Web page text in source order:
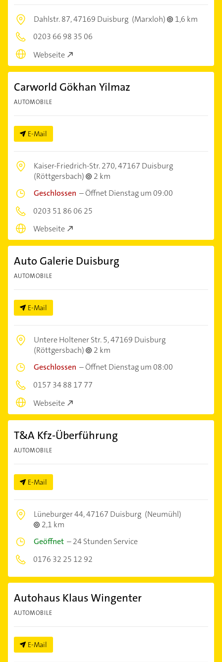
Dahlstr. 87,47169 Duisburg (Marxloh)
1,6 km
0203 66 98 35 06
Webseite
Carworld Gökhan Yilmaz
AUTOMOBILE
E-Mail
Kaiser-Friedrich-Str. 270,47167 Duisburg
(Röttgersbach)
2 km
Geschlossen –Öffnet Dienstag um 09:00
0203 51 86 06 25
Webseite
Auto Galerie Duisburg
AUTOMOBILE
E-Mail
Untere Holtener Str. 5,47169 Duisburg
(Röttgersbach)
2 km
Geschlossen –Öffnet Dienstag um 08:00
0157 34 88 17 77
Webseite
T&A Kfz-Überführung
AUTOMOBILE
E-Mail
Lüneburger 44,47167 Duisburg (Neumühl)
2,1 km
Geöffnet –24 Stunden Service
0176 32 25 12 92
Autohaus Klaus Wingenter
AUTOMOBILE
E-Mail